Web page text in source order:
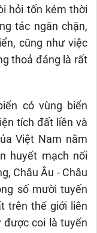
hỏi tốn kém thời
tác ngăn chặn,
cũng như việc
thoả đáng là rất
có vùng biển
tích đất liền và
Việt Nam nằm
huyết mạch nối
Châu Âu - Châu
số mười tuyến
trên thế giới liên
được coi là tuyến